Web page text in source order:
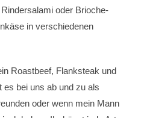
oder Brioche-
in verschiedenen
Roastbeef, Flanksteak und
es bei uns ab und zu als
oder wenn mein Mann